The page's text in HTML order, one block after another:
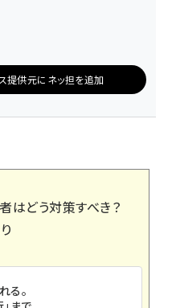
提供元にネッ担を追加
はどう対策すべき？
る。